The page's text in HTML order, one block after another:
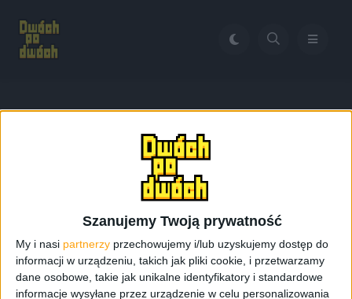
Szanujemy Twoją prywatność
My i nasi partnerzy przechowujemy i/lub uzyskujemy dostęp do
informacji w urządzeniu, takich jak pliki cookie, i przetwarzamy
dane osobowe, takie jak unikalne identyfikatory i standardowe
informacje wysyłane przez urządzenie w celu personalizowania
Głośnik bezprzewodowy
Głośnik
bezprzewodowy